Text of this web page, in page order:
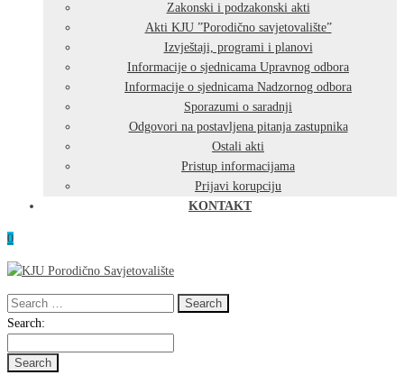
Zakonski i podzakonski akti
Akti KJU ”Porodično savjetovalište”
Izvještaji, programi i planovi
Informacije o sjednicama Upravnog odbora
Informacije o sjednicama Nadzornog odbora
Sporazumi o saradnji
Odgovori na postavljena pitanja zastupnika
Ostali akti
Pristup informacijama
Prijavi korupciju
KONTAKT
0
Search
for:
Search
Search: